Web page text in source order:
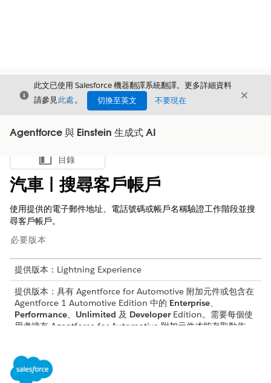
結束
此文已使用 Salesforce 機器翻譯系統翻譯。更多詳細資料
請參見此處。 切換至英文 不要現在 結束
Agentforce 與 Einstein 生成式 AI
顯示目錄
目錄
汽車 | 搜尋客戶帳戶
使用提供的電子郵件地址、電話號碼或帳戶名稱驗證工作階段並搜
尋客戶帳戶。
必要版本
提供版本：Lightning Experience
提供版本：具有 Agentforce for Automotive 附加元件或包含在
Agentforce 1 Automotive Edition 中的 Enterprise、
Performance、 Unlimited 及 DeveloperEdition。需要每個使
用者擁有 Agentforce for Automotive 附加元件才能存取動作。
請參閱標準工作人員動作的